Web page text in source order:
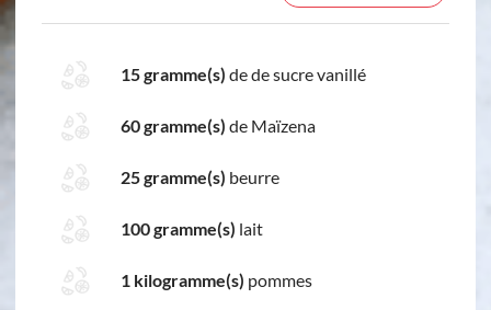
15 gramme(s) de de sucre vanillé
60 gramme(s) de Maïzena
25 gramme(s) beurre
100 gramme(s) lait
1 kilogramme(s) pommes